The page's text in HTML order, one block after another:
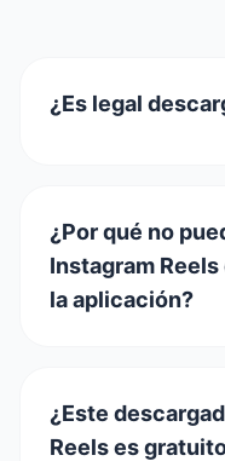
¿Es legal
¿Por qué no
Instagram
la aplicación?
¿Este
Reels es